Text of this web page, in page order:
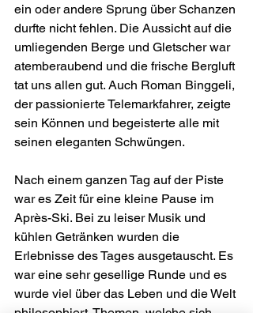
ein oder andere Sprung über Schanzen
durfte nicht fehlen. Die Aussicht auf die
umliegenden Berge und Gletscher war
atemberaubend und die frische Bergluft
tat uns allen gut. Auch Roman Binggeli,
der passionierte Telemarkfahrer, zeigte
sein Können und begeisterte alle mit
seinen eleganten Schwüngen.
Nach einem ganzen Tag auf der Piste
war es Zeit für eine kleine Pause im
Après-Ski. Bei zu leiser Musik und
kühlen Getränken wurden die
Erlebnisse des Tages ausgetauscht. Es
war eine sehr gesellige Runde und es
wurde viel über das Leben und die Welt
philosophiert. Themen, welche sich